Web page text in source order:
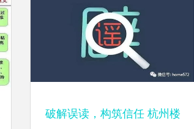
破解误读，构筑信任 杭州楼